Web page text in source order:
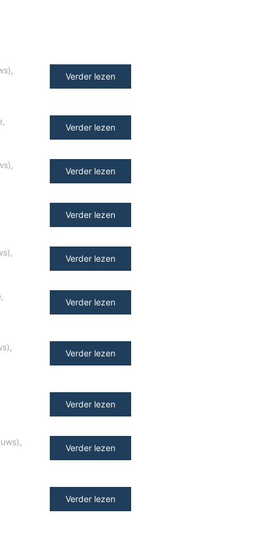
,
Verder lezen
,
Verder lezen
,
Verder lezen
Verder lezen
,
Verder lezen
,
Verder lezen
,
Verder lezen
Verder lezen
,
Verder lezen
Verder lezen